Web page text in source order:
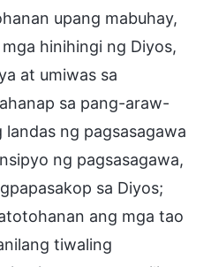
upang mabuhay,
hinihingi ng Diyos,
at umiwas sa
sa pang-araw-
ng pagsasagawa
ng pagsasagawa,
sa Diyos;
ang mga tao
tiwaling